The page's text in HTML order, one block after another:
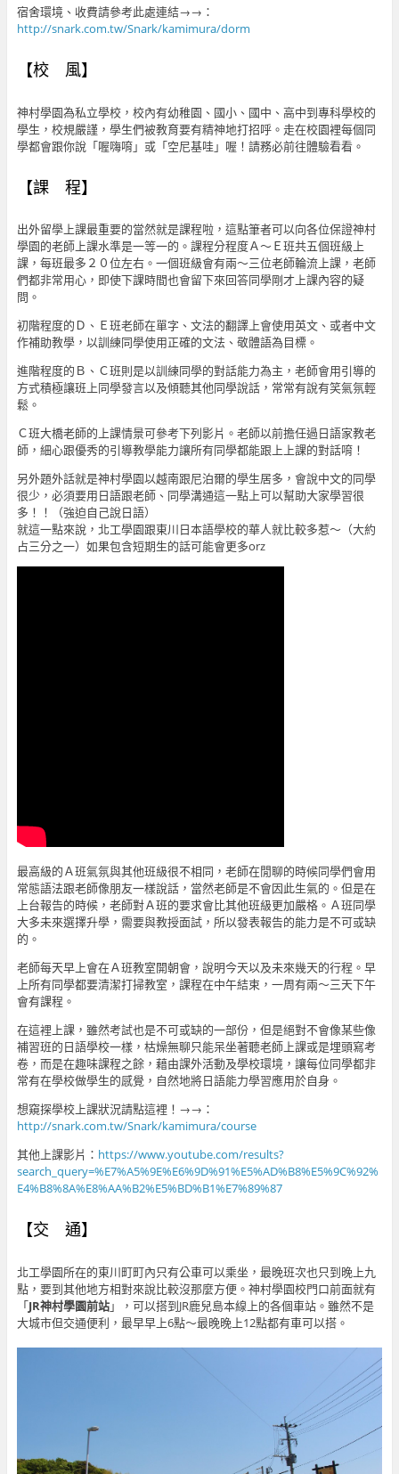
宿舍環境、收費請參考此處連結→→：
http://snark.com.tw/Snark/kamimura/dorm
【校 風】
神村學園為私立學校，校內有幼稚園、國小、國中、高中到專科學校的
學生，校規嚴謹，學生們被教育要有精神地打招呼。走在校園裡每個同
學都會跟你說「喔嗨唷」或「空尼基哇」喔！請務必前往體驗看看。
【課 程】
出外留學上課最重要的當然就是課程啦，這點筆者可以向各位保證神村
學園的老師上課水準是一等一的。課程分程度Ａ～Ｅ班共五個班級上
課，每班最多２０位左右。一個班級會有兩～三位老師輪流上課，老師
們都非常用心，即使下課時間也會留下來回答同學剛才上課內容的疑
問。
初階程度的Ｄ、Ｅ班老師在單字、文法的翻譯上會使用英文、或者中文
作補助教學，以訓練同學使用正確的文法、敬體語為目標。
進階程度的Ｂ、Ｃ班則是以訓練同學的對話能力為主，老師會用引導的
方式積極讓班上同學發言以及傾聽其他同學說話，常常有說有笑氣氛輕
鬆。
Ｃ班大橋老師的上課情景可參考下列影片。老師以前擔任過日語家教老
師，細心跟優秀的引導教學能力讓所有同學都能跟上上課的對話唷！
另外題外話就是神村學園以越南跟尼泊爾的學生居多，會說中文的同學
很少，必須要用日語跟老師、同學溝通這一點上可以幫助大家學習很
多！！（強迫自己說日語）
就這一點來說，北工學園跟東川日本語學校的華人就比較多惹～（大約
占三分之一）如果包含短期生的話可能會更多orz
最高級的Ａ班氣氛與其他班級很不相同，老師在閒聊的時候同學們會用
常態語法跟老師像朋友一樣說話，當然老師是不會因此生氣的。但是在
上台報告的時候，老師對Ａ班的要求會比其他班級更加嚴格。Ａ班同學
大多未來選擇升學，需要與教授面試，所以發表報告的能力是不可或缺
的。
老師每天早上會在Ａ班教室開朝會，說明今天以及未來幾天的行程。早
上所有同學都要清潔打掃教室，課程在中午結束，一周有兩～三天下午
會有課程。
在這裡上課，雖然考試也是不可或缺的一部份，但是絕對不會像某些像
補習班的日語學校一樣，枯燥無聊只能呆坐著聽老師上課或是埋頭寫考
卷，而是在趣味課程之餘，藉由課外活動及學校環境，讓每位同學都非
常有在學校做學生的感覺，自然地將日語能力學習應用於自身。
想窺探學校上課狀況請點這裡！→→：
http://snark.com.tw/Snark/kamimura/course
其他上課影片： https://www.youtube.com/results?
search_query=%E7%A5%9E%E6%9D%91%E5%AD%B8%E5%9C%92%
E4%B8%8A%E8%AA%B2%E5%BD%B1%E7%89%87
【交 通】
北工學園所在的東川町町內只有公車可以乘坐，最晚班次也只到晚上九
點，要到其他地方相對來說比較沒那麼方便。神村學園校門口前面就有
「JR神村學園前站」，可以搭到JR鹿兒島本線上的各個車站。雖然不是
大城市但交通便利，最早早上6點～最晚晚上12點都有車可以搭。